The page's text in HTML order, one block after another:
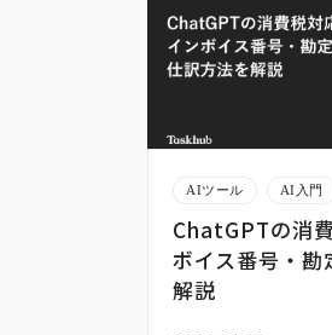
AIツール AI入門
ChatGPTの消
ボイス番号・勘
解説